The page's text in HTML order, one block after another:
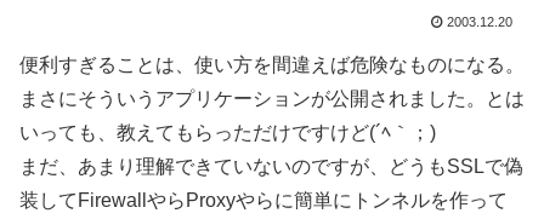
2003.12.20
便利すぎることは、使い方を間違えば危険なものになる。
まさにそういうアプリケーションが公開されました。とは
いっても、教えてもらっただけですけど(´ﾍ｀；)
まだ、あまり理解できていないのですが、どうもSSLで偽
装してFirewallやらProxyやらに簡単にトンネルを作って